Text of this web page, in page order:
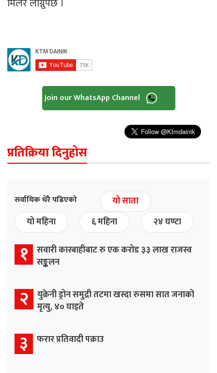
Join our WhatsApp Channel
प्रतिक्रिया दिनुहोस
सर्वाधिक धेरै पढिएको
यो साता
यो महिना
६ महिना २४ घण्टा
१ सवारी कारबाहीबाट रु एक करोड ३३ लाख राजस्व
सङ्कलन
२ युक्रेनी ड्रोन समुद्री तटमा खस्दा रुसमा सात जनाको
मृत्यु, ४० घाइते
३ फरार प्रतिवादी पक्राउ